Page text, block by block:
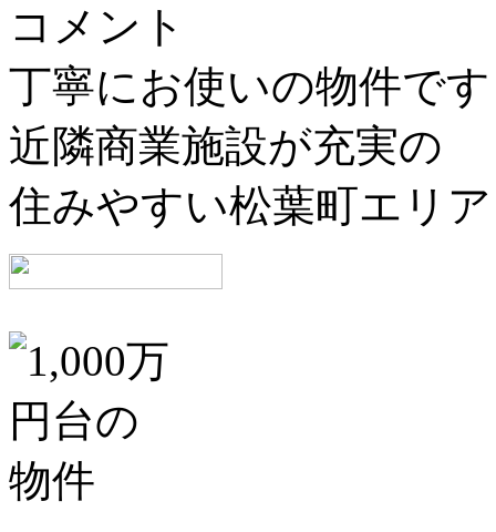
コメント
丁寧にお使いの物件で
近隣商業施設が充実の
住みやすい松葉町エリ